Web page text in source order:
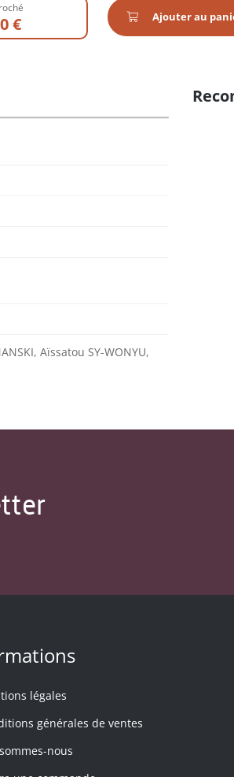
€ Ajouter au
Aïssatou SY-WONYU,
légales
générales de ventes
nous